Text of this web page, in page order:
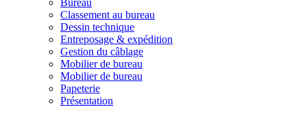
Bureau
Classement au bureau
Dessin technique
Entreposage & expédition
Gestion du câblage
Mobilier de bureau
Mobilier de bureau
Papeterie
Présentation